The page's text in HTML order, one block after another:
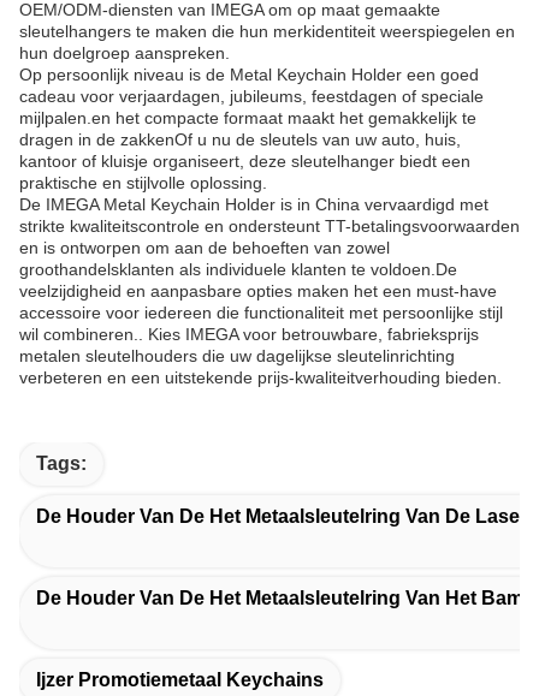
OEM/ODM-diensten van IMEGA om op maat gemaakte
sleutelhangers te maken die hun merkidentiteit weerspiegelen en
hun doelgroep aanspreken.
Op persoonlijk niveau is de Metal Keychain Holder een goed
cadeau voor verjaardagen, jubileums, feestdagen of speciale
mijlpalen.en het compacte formaat maakt het gemakkelijk te
dragen in de zakkenOf u nu de sleutels van uw auto, huis,
kantoor of kluisje organiseert, deze sleutelhanger biedt een
praktische en stijlvolle oplossing.
De IMEGA Metal Keychain Holder is in China vervaardigd met
strikte kwaliteitscontrole en ondersteunt TT-betalingsvoorwaarden
en is ontworpen om aan de behoeften van zowel
groothandelsklanten als individuele klanten te voldoen.De
veelzijdigheid en aanpasbare opties maken het een must-have
accessoire voor iedereen die functionaliteit met persoonlijke stijl
wil combineren.. Kies IMEGA voor betrouwbare, fabrieksprijs
metalen sleutelhouders die uw dagelijkse sleutelinrichting
verbeteren en een uitstekende prijs-kwaliteitverhouding bieden.
Tags:
De Houder Van De Het Metaalsleutelring Van De
De Houder Van De Het Metaalsleutelring Van Het
Ijzer Promotiemetaal Keychains